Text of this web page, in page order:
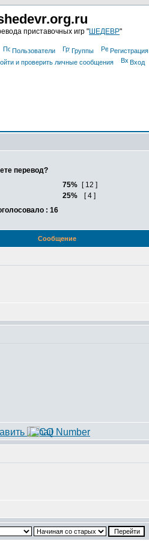
приставочных игр "ШЕДЕВР"
Пользователи Группы
Регистрация
и проверить личные сообщения Вход
перевод?
75%
[ 12 ]
25%
[ 4 ]
: 16
Сообщение